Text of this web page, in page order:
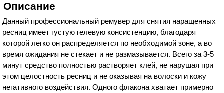
Описание
Данный профессиональный ремувер для снятия наращенных
ресниц имеет густую гелевую консистенцию, благодаря
которой легко он распределяется по необходимой зоне, а во
время ожидания не стекает и не размазывается. Всего за 3-5
минут средство полностью растворяет клей, не нарушая при
этом целостность ресниц и не оказывая на волоски и кожу
негативного воздействия. Одного флакона хватает примерно